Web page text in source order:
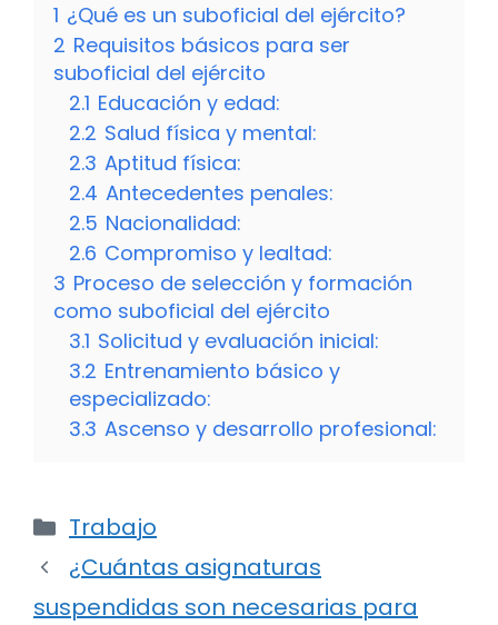
1 ¿Qué es un suboficial del ejército?
2 Requisitos básicos para ser
suboficial del ejército
2.1 Educación y edad:
2.2 Salud física y mental:
2.3 Aptitud física:
2.4 Antecedentes penales:
2.5 Nacionalidad:
2.6 Compromiso y lealtad:
3 Proceso de selección y formación
como suboficial del ejército
3.1 Solicitud y evaluación inicial:
3.2 Entrenamiento básico y
especializado:
3.3 Ascenso y desarrollo profesional:
Categorías
Trabajo
¿Cuántas asignaturas
suspendidas son necesarias para